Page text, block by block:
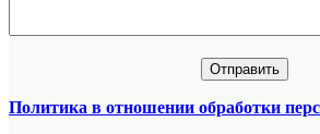
Политика в отношении обработки